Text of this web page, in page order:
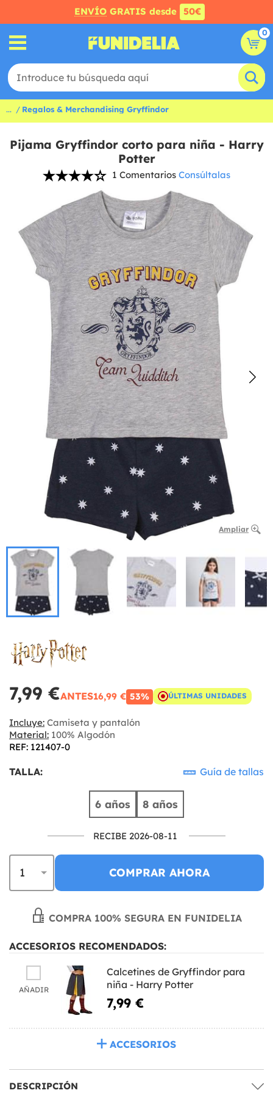
ENVÍO GRATIS desde 50€
0
... Regalos & Merchandising Gryffindor
Pijama Gryffindor corto para niña - Harry
Potter
1 Comentarios Consúltalas
Ampliar
7,99 €ANTES16,99 € 53% ÚLTIMAS UNIDADES
Incluye: Camiseta y pantalón
Material: 100% Algodón
REF: 121407-0
TALLA: Guía de tallas
6 años 8 años
RECIBE 2026-08-11
COMPRAR AHORA
COMPRA 100% SEGURA EN FUNIDELIA
ACCESORIOS RECOMENDADOS:
AÑADIR
Calcetines de Gryffindor para
niña - Harry Potter
7,99 €
ACCESORIOS
DESCRIPCIÓN